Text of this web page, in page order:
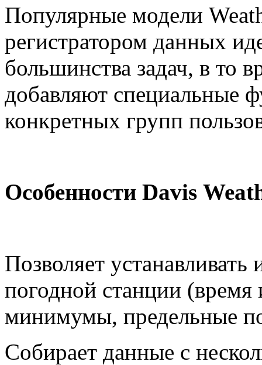
Популярные модели
регистратором данных
большинства задач, в то
добавляют специальные
конкретных групп
Особенности Davis
Позволяет
погодной станции
минимумы, предельные
Собирает данные с